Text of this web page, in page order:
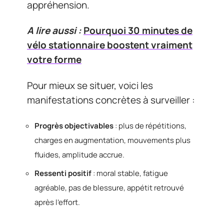
appréhension.
A lire aussi :Pourquoi 30 minutes de
vélo stationnaire boostent vraiment
votre forme
Pour mieux se situer, voici les
manifestations concrètes à surveiller :
Progrès objectivables: plus de répétitions,
charges en augmentation, mouvements plus
fluides, amplitude accrue.
Ressenti positif: moral stable, fatigue
agréable, pas de blessure, appétit retrouvé
après l’effort.